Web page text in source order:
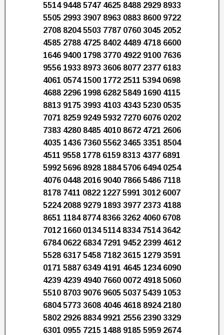
5514 9448 5747 4625 8488 2929 8933
5505 2993 3907 8963 0883 8600 9722
2708 8204 5503 7787 0760 3045 2052
4585 2788 4725 8402 4489 4718 6600
1646 9400 1798 3770 4922 9100 7636
9556 1933 8973 3606 8077 2377 6183
4061 0574 1500 1772 2511 5394 0698
4688 2296 1998 6282 5849 1690 4115
8813 9175 3993 4103 4343 5230 0535
7071 8259 9249 5932 7270 6076 0202
7383 4280 8485 4010 8672 4721 2606
4035 1436 7360 5562 3465 3351 8504
4511 9558 1778 6159 8313 4377 6891
5992 5696 8928 1884 5706 6494 0254
4076 0448 2016 9040 7866 5486 7118
8178 7411 0822 1227 5991 3012 6007
5224 2088 9279 1893 3977 2373 4188
8651 1184 8774 8366 3262 4060 6708
7012 1660 0134 5114 8334 7514 3642
6784 0622 6834 7291 9452 2399 4612
5528 6317 5458 7182 3615 1279 3591
0171 5887 6349 4191 4645 1234 6090
4239 4239 4940 7660 0072 4918 5060
5510 8703 9076 9605 5037 5439 1053
6804 5773 3608 4046 4618 8924 2180
5802 2926 8834 9921 2556 2390 3329
6301 0955 7215 1488 9185 5959 2674